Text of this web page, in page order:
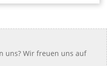
uns? Wir freuen uns auf